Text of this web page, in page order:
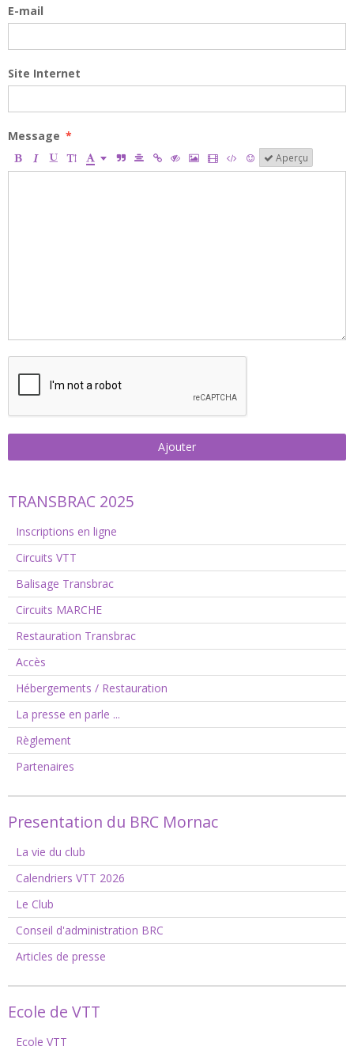
E-mail
Site Internet
Message
Aperçu
Ajouter
TRANSBRAC 2025
Inscriptions en ligne
Circuits VTT
Balisage Transbrac
Circuits MARCHE
Restauration Transbrac
Accès
Hébergements / Restauration
La presse en parle ...
Règlement
Partenaires
Presentation du BRC Mornac
La vie du club
Calendriers VTT 2026
Le Club
Conseil d'administration BRC
Articles de presse
Ecole de VTT
Ecole VTT